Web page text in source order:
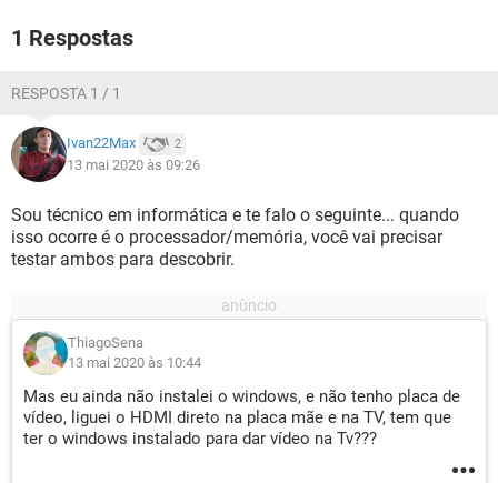
1 Respostas
RESPOSTA 1 / 1
Ivan22Max 2
13 mai 2020 às 09:26
Sou técnico em informática e te falo o seguinte... quando
isso ocorre é o processador/memória, você vai precisar
testar ambos para descobrir.
ThiagoSena
13 mai 2020 às 10:44
Mas eu ainda não instalei o windows, e não tenho placa de
vídeo, liguei o HDMI direto na placa mãe e na TV, tem que
ter o windows instalado para dar vídeo na Tv???